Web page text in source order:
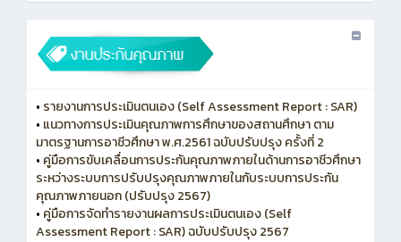
• รายงานการประเมินตนเอง (Self Assessment Report : SAR)
• แนวทางการประเมินคุณภาพการศึกษาของสถานศึกษา ตาม
มาตรฐานการอาชีวศึกษา พ.ศ.2561 ฉบับปรับปรุง ครั้งที่ 2
• คู่มือการขับเคลื่อนการประกันคุณภาพภายในด้านการอาชีวศึกษา
ระหว่างระบบการปรับปรุงคุณภาพภายในกับระบบการประกัน
คุณภาพภายนอก (ปรับปรุง 2567)
• คู่มือการจัดทำรายงานผลการประเมินตนเอง (Self
Assessment Report : SAR) ฉบับปรับปรุง 2567